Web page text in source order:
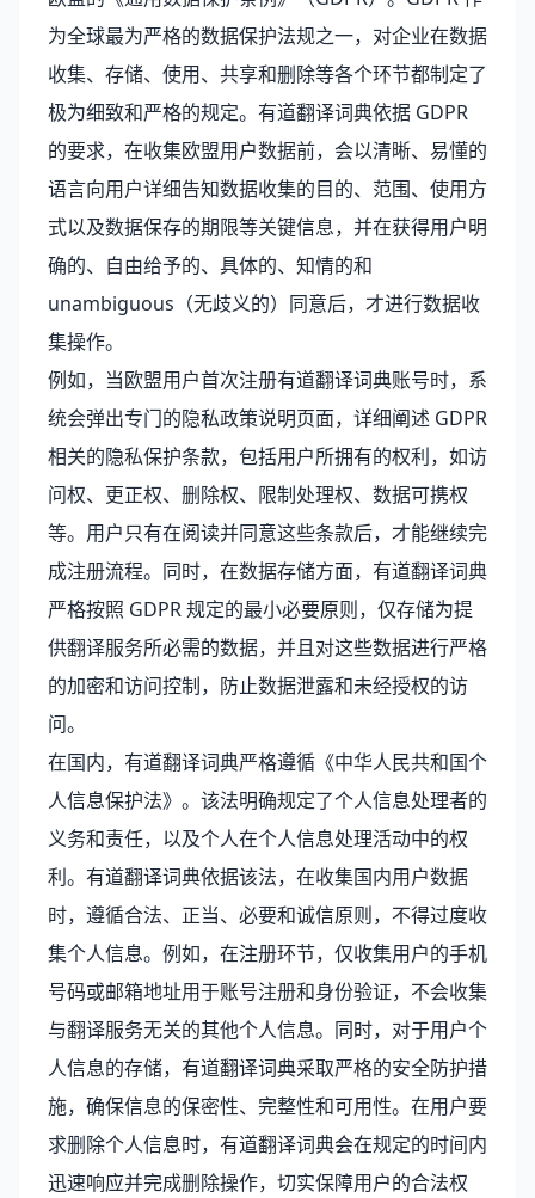
为全球最为严格的数据保护法规之一，对企业在数据
收集、存储、使用、共享和删除等各个环节都制定了
极为细致和严格的规定。有道翻译词典依据 GDPR
的要求，在收集欧盟用户数据前，会以清晰、易懂的
语言向用户详细告知数据收集的目的、范围、使用方
式以及数据保存的期限等关键信息，并在获得用户明
确的、自由给予的、具体的、知情的和
unambiguous（无歧义的）同意后，才进行数据收
集操作。
例如，当欧盟用户首次注册有道翻译词典账号时，系
统会弹出专门的隐私政策说明页面，详细阐述 GDPR
相关的隐私保护条款，包括用户所拥有的权利，如访
问权、更正权、删除权、限制处理权、数据可携权
等。用户只有在阅读并同意这些条款后，才能继续完
成注册流程。同时，在数据存储方面，有道翻译词典
严格按照 GDPR 规定的最小必要原则，仅存储为提
供翻译服务所必需的数据，并且对这些数据进行严格
的加密和访问控制，防止数据泄露和未经授权的访
问。
在国内，有道翻译词典严格遵循《中华人民共和国个
人信息保护法》。该法明确规定了个人信息处理者的
义务和责任，以及个人在个人信息处理活动中的权
利。有道翻译词典依据该法，在收集国内用户数据
时，遵循合法、正当、必要和诚信原则，不得过度收
集个人信息。例如，在注册环节，仅收集用户的手机
号码或邮箱地址用于账号注册和身份验证，不会收集
与翻译服务无关的其他个人信息。同时，对于用户个
人信息的存储，有道翻译词典采取严格的安全防护措
施，确保信息的保密性、完整性和可用性。在用户要
求删除个人信息时，有道翻译词典会在规定的时间内
迅速响应并完成删除操作，切实保障用户的合法权